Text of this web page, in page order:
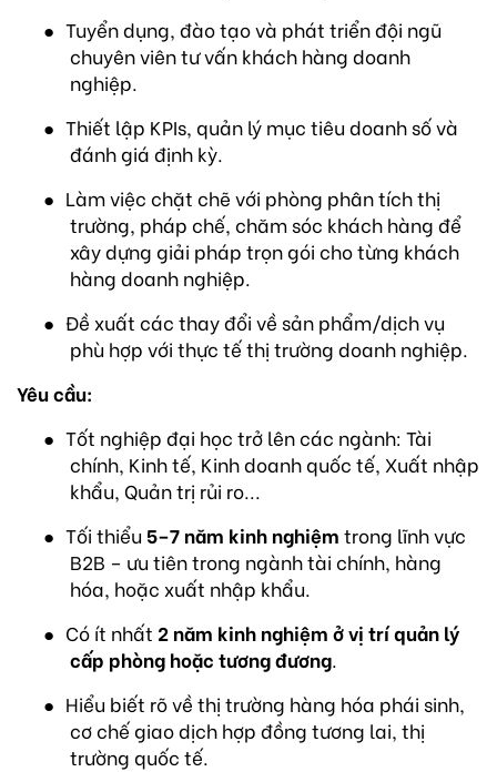
● Tuyển dụng, đào tạo và phát triển đội ngũ
chuyên viên tư vấn khách hàng doanh
nghiệp.
● Thiết lập KPIs, quản lý mục tiêu doanh số và
đánh giá định kỳ.
● Làm việc chặt chẽ với phòng phân tích thị
trường, pháp chế, chăm sóc khách hàng để
xây dựng giải pháp trọn gói cho từng khách
hàng doanh nghiệp.
● Đề xuất các thay đổi về sản phẩm/dịch vụ
phù hợp với thực tế thị trường doanh nghiệp.
Yêu cầu:
● Tốt nghiệp đại học trở lên các ngành: Tài
chính, Kinh tế, Kinh doanh quốc tế, Xuất nhập
khẩu, Quản trị rủi ro...
● Tối thiểu 5–7 năm kinh nghiệmtrong lĩnh vực
B2B – ưu tiên trong ngành tài chính, hàng
hóa, hoặc xuất nhập khẩu.
● Có ít nhất 2 năm kinh nghiệm ở vị trí quản lý
cấp phòng hoặc tương đương.
● Hiểu biết rõ về thị trường hàng hóa phái sinh,
cơ chế giao dịch hợp đồng tương lai, thị
trường quốc tế.